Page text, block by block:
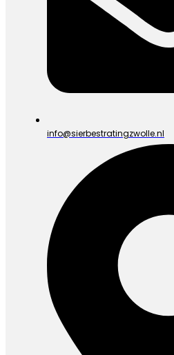
info@sierbestratingzwolle.nl